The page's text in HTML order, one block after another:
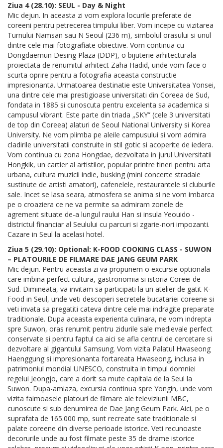
Ziua 4 (28.10): SEUL - Day & Night
Mic dejun. In aceasta zi vom explora locurile preferate de
coreeni pentru petrecerea timpului liber. Vom incepe cu vizitarea
Turnului Namsan sau N Seoul (236 m), simbolul orasului si unul
dintre cele mai fotografiate obiective. Vom continua cu
Dongdaemun Desing Plaza (DDP), o bijuterie arhitecturala
proiectata de renumitul arhitect Zaha Hadid, unde vom face o
scurta oprire pentru a fotografia aceasta constructie
impresionanta. Urmatoarea destinatie este Universitatea Yonsei,
una dintre cele mai prestigioase universitati din Coreea de Sud,
fondata in 1885 si cunoscuta pentru excelenta sa academica si
campusul vibrant. Este parte din triada „SKY” (cele 3 universitati
de top din Coreea) alaturi de Seoul National University si Korea
University. Ne vom plimba pe aleile campusului si vom admira
cladirile universitatii construite in stil gotic si acoperite de iedera.
Vom continua cu zona Hongdae, dezvoltata in jurul Universitatii
Hongkik, un cartier al artistilor, popular printre tineri pentru arta
urbana, cultura muzicii indie, busking (mini concerte stradale
sustinute de artisti amatori), cafenelele, restaurantele si cluburile
sale. Incet se lasa seara, atmosfera se anima si ne vom imbarca
pe o croaziera ce ne va permite sa admiram zonele de
agrement situate de-a lungul raului Han si insula Yeouido -
districtul financiar al Seulului cu parcuri si zgarie-nori impozanti.
Cazare in Seul la acelasi hotel.
Ziua 5 (29.10): Optional: K-FOOD COOKING CLASS - SUWON
– PLATOURILE DE FILMARE DAE JANG GEUM PARK
Mic dejun. Pentru aceasta zi va propunem o excursie optionala
care imbina perfect cultura, gastronomia si istoria Coreei de
Sud. Dimineata, va invitam sa participati la un atelier de gatit K-
Food in Seul, unde veti descoperi secretele bucatariei coreene si
veti invata sa pregatiti cateva dintre cele mai indragite preparate
traditionale. Dupa aceasta experienta culinara, ne vom indrepta
spre Suwon, oras renumit pentru zidurile sale medievale perfect
conservate si pentru faptul ca aici se afla centrul de cercetare si
dezvoltare al gigantului Samsung. Vom vizita Palatul Hwaseong
Haenggung si impresionanta fortareata Hwaseong, inclusa in
patrimoniul mondial UNESCO, construita in timpul domniei
regelui Jeongjo, care a dorit sa mute capitala de la Seul la
Suwon. Dupa-amiaza, excursia continua spre Yongin, unde vom
vizita faimoasele platouri de filmare ale televiziunii MBC,
cunoscute si sub denumirea de Dae Jang Geum Park. Aici, pe o
suprafata de 165.000 mp, sunt recreate sate traditionale si
palate coreene din diverse perioade istorice. Veti recunoaste
decorurile unde au fost filmate peste 35 de drame istorice